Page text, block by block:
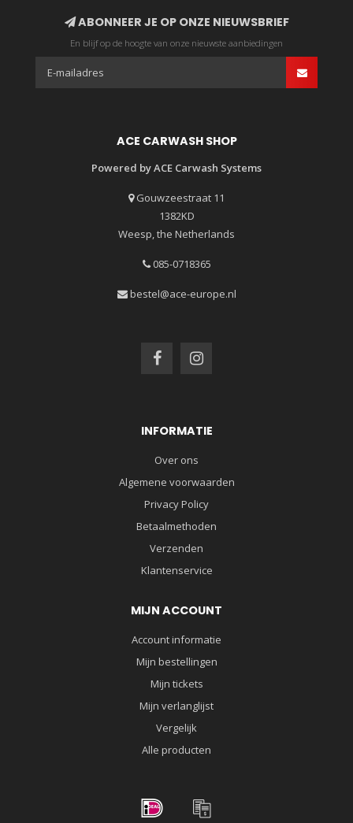
ABONNEER JE OP ONZE NIEUWSBRIEF
En blijf op de hoogte van onze nieuwste aanbiedingen
ACE CARWASH SHOP
Powered by ACE Carwash Systems
Gouwzeestraat 11
1382KD
Weesp, the Netherlands
085-0718365
bestel@ace-europe.nl
INFORMATIE
Over ons
Algemene voorwaarden
Privacy Policy
Betaalmethoden
Verzenden
Klantenservice
MIJN ACCOUNT
Account informatie
Mijn bestellingen
Mijn tickets
Mijn verlanglijst
Vergelijk
Alle producten